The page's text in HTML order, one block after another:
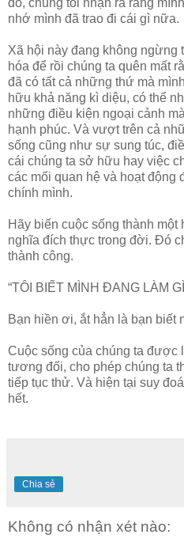
nhớ mình đã trao đi cái gì nữa.
Xã hội này đang không ngừng
hóa để rồi chúng ta quên mất
đã có tất cả những thứ mà
hữu khả năng kì diệu, có thể
những điều kiện ngoại cảnh
hạnh phúc. Và vượt trên cả
sống cũng như sự sung túc,
cái chúng ta sở hữu hay việc
các mối quan hệ và hoạt động
chính mình.
Hãy biến cuộc sống thành
nghĩa đích thực trong đời. Đó
thành công.
“TÔI BIẾT MÌNH ĐANG LÀM
Bạn hiền ơi, ắt hẳn là bạn biết
Cuộc sống của chúng ta
tương đối, cho phép chúng ta
tiếp tục thử. Và hiện tại suy
hết.
Chia sẻ
Không có nhận xét nào: